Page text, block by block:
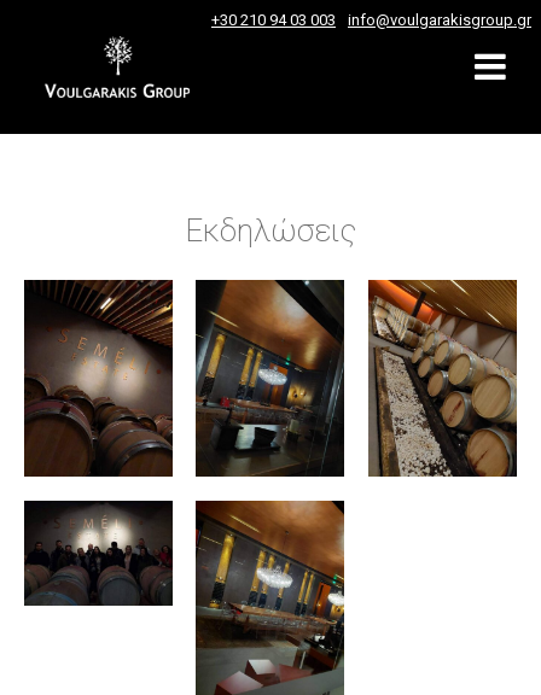
+30 210 94 03 003 info@voulgarakisgroup.gr
Εκδηλώσεις